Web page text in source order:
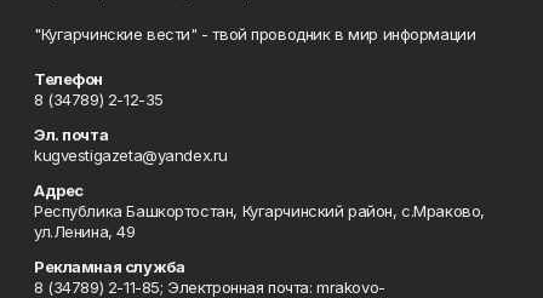
"Кугарчинские вести" - твой проводник в мир информации
Телефон
8 (34789) 2-12-35
Эл. почта
kugvestigazeta@yandex.ru
Адрес
Республика Башкортостан, Кугарчинский район, с.Мраково,
ул.Ленина, 49
Рекламная служба
8 (34789) 2-11-85; Электронная почта: mrakovo-